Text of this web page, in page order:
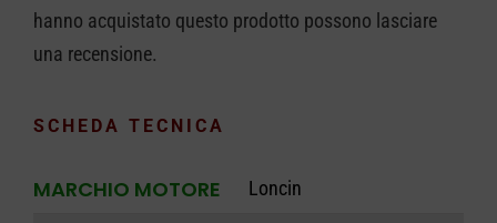
hanno acquistato questo prodotto possono lasciare
una recensione.
SCHEDA TECNICA
MARCHIO MOTORE Loncin